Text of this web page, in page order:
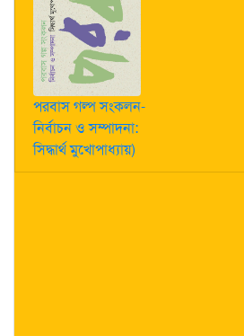
পরবাস গল্প সংকলন-
নির্বাচন ও সম্পাদনা:
সিদ্ধার্থ মুখোপাধ্যায়)